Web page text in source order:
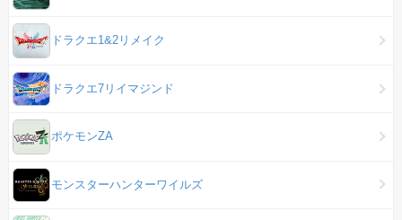
ドラクエ1&2リメイク
ドラクエ7リイマジンド
ポケモンZA
モンスターハンターワイルズ